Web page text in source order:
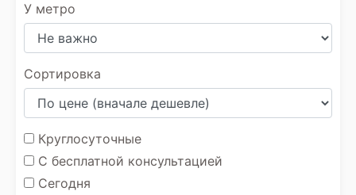
У метро
Сортировка
Круглосуточные
С бесплатной консультацией
Сегодня